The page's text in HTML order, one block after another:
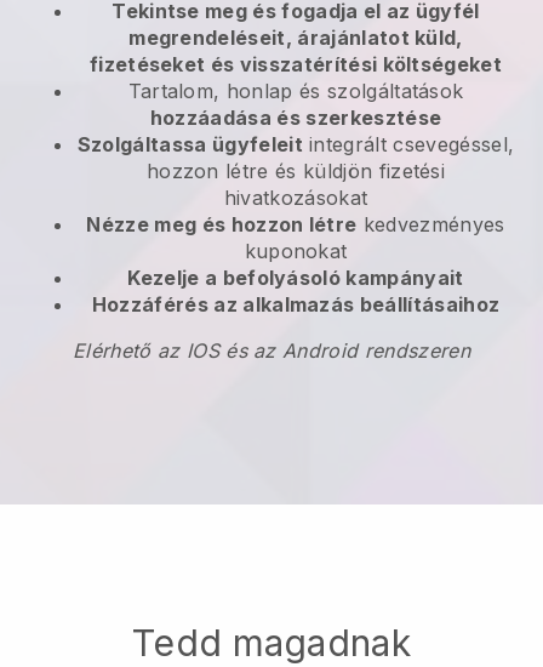
Tekintse meg és fogadja el az ügyfél
megrendeléseit, árajánlatot küld,
fizetéseket és visszatérítési költségeket
Tartalom, honlap és szolgáltatások
hozzáadása és szerkesztése
Szolgáltassa ügyfeleit integrált csevegéssel,
hozzon létre és küldjön fizetési
hivatkozásokat
Nézze meg és hozzon létre kedvezményes
kuponokat
Kezelje a befolyásoló kampányait
Hozzáférés az alkalmazás beállításaihoz
Elérhető az IOS és az Android rendszeren
Tedd magadnak